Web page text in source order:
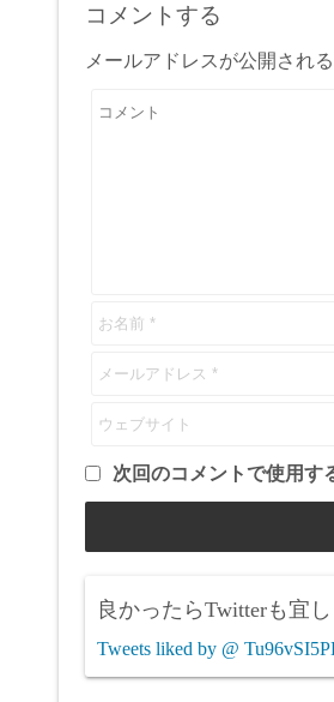
コメントする
メールアドレスが公開され
次回のコメントで使用す
良かったらTwitterも宜し
Tweets liked by @